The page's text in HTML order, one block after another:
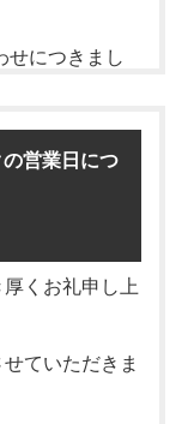
すが、何卒ご
せにつきまし
すが、
の営業日につ
くお礼申し上
ていただきま